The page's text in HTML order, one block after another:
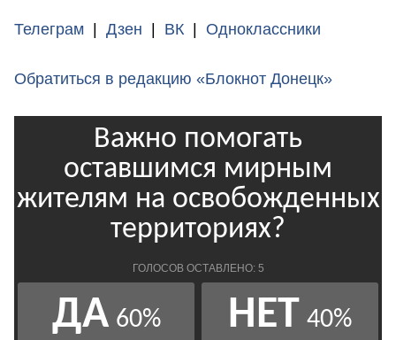
Телеграм | Дзен | ВК | Одноклассники
Обратиться в редакцию «Блокнот Донецк»